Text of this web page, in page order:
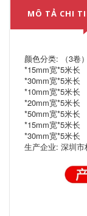
MÔ TẢ CHI
颜色分类: （3卷
*15mm宽*5米长
*30mm宽*5米长
*10mm宽*5米长
*20mm宽*5米长
*50mm宽*5米长
*15mm宽*5米长
*30mm宽*5米长
生产企业: 深圳市